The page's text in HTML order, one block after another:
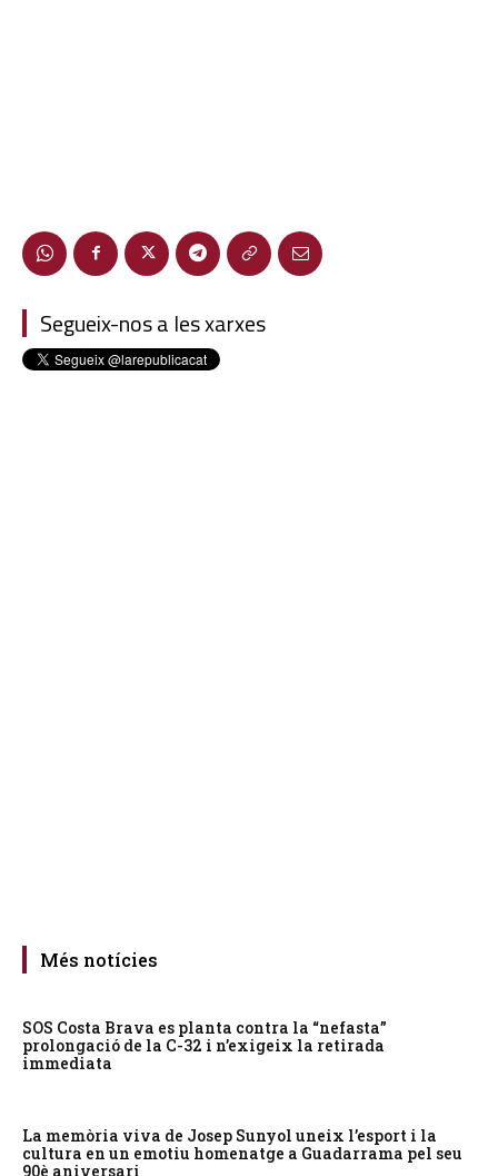
Segueix-nos a les xarxes
Més notícies
SOS Costa Brava es planta contra la “nefasta”
prolongació de la C-32 i n’exigeix la retirada
immediata
La memòria viva de Josep Sunyol uneix l’esport i la
cultura en un emotiu homenatge a Guadarrama pel seu
90è aniversari